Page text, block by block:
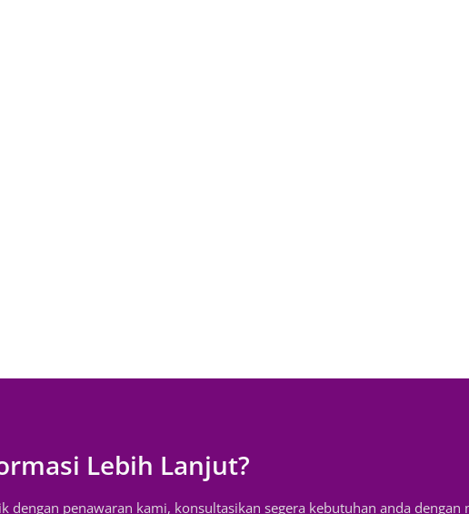
Lebih Lanjut?
dengan penawaran kami, konsultasikan segera kebutuhan anda